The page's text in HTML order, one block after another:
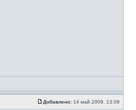
Добавлено: 14 май 2009, 13:09